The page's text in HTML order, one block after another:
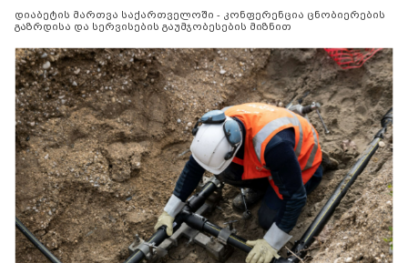
დიაბეტის მართვა საქართველოში - კონფერენცია ცნობიერების
გაზრდისა და სერვისების გაუმჯობესების მიზნით